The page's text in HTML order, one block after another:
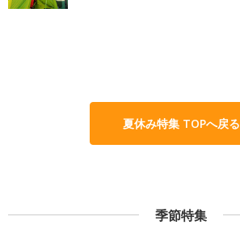
夏休み特集 TOPへ戻る
季節特集